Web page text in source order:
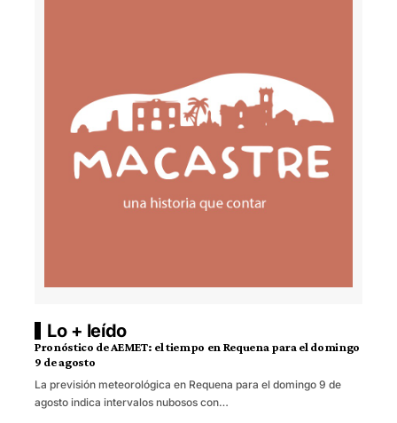
Lo + leído
Pronóstico de AEMET: el tiempo en Requena para el domingo
9 de agosto
La previsión meteorológica en Requena para el domingo 9 de
agosto indica intervalos nubosos con…